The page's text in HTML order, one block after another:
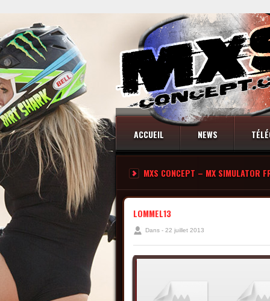
ACCUEIL NEWS
CONTACT
MXS CONCEPT – MX SIMULATOR
LOMMEL13
Dans - 22 juillet 2013